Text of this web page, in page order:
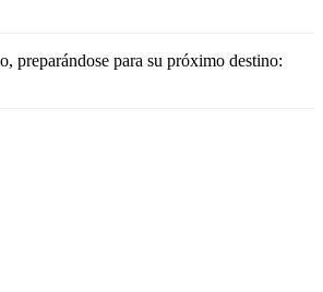
preparándose para su próximo destino: